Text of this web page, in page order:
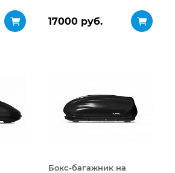
17000 руб.
Бокс-багажник на